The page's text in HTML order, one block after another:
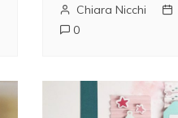
Chiara Nicchi
0